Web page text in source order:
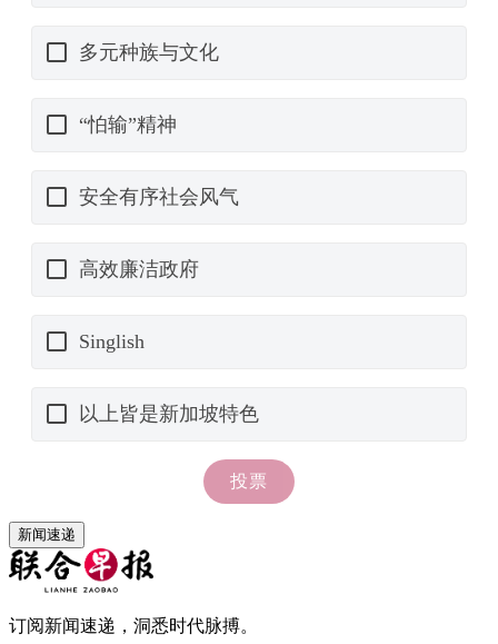
新闻速递
订阅新闻速递，洞悉时代脉搏。